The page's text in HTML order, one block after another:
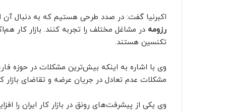
اکبرنیا گفت:‌ در صدد طرحی هستیم که به دنبال آن
رزومه در مشاغل مختلف را تجربه کنند. بازار کار
تکنسین هستند.
وی با اشاره به اینکه بیش‌ترین مشکلات در حوزه
مشکلات عدم تعادل در جریان عرضه و تقاضای بازار
وی یکی از پیشرفت‌های رونق در بازار کار ایران را